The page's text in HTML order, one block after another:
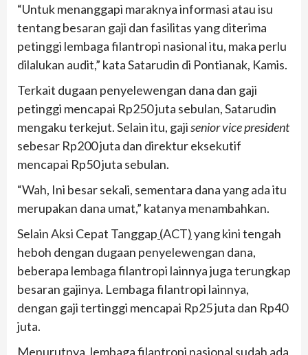
“Untuk menanggapi maraknya informasi atau isu
tentang besaran gaji dan fasilitas yang diterima
petinggi lembaga filantropi nasional itu, maka perlu
dilalukan audit,” kata Satarudin di Pontianak, Kamis.
Terkait dugaan penyelewengan dana dan gaji
petinggi mencapai Rp250 juta sebulan, Satarudin
mengaku terkejut. Selain itu, gajisenior vice president
sebesar Rp200 juta dan direktur eksekutif
mencapai Rp50 juta sebulan.
“Wah, Ini besar sekali, sementara dana yang ada itu
merupakan dana umat,” katanya menambahkan.
Selain Aksi Cepat Tanggap (ACT)yang kini tengah
heboh dengan dugaan penyelewengan dana,
beberapa lembaga filantropi lainnya juga terungkap
besaran gajinya. Lembaga filantropi lainnya,
dengan gaji tertinggi mencapai Rp25 juta dan Rp40
juta.
Menurutnya, lembaga filantropi nasional sudah ada